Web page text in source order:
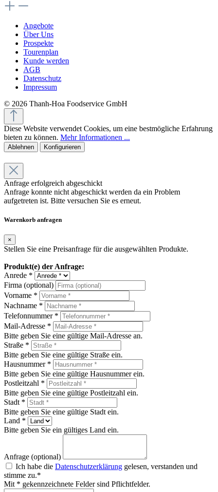
Angebote
Über Uns
Prospekte
Tourenplan
Kunde werden
AGB
Datenschutz
Impressum
© 2026 Thanh-Hoa Foodservice GmbH
Diese Website verwendet Cookies, um eine bestmögliche Erfahrung
bieten zu können. Mehr Informationen ...
Ablehnen Konfigurieren
Anfrage erfolgreich abgeschickt
Anfrage konnte nicht abgeschickt werden da ein Problem
aufgetreten ist. Bitte versuchen Sie es erneut.
Warenkorb anfragen
×
Stellen Sie eine Preisanfrage für die ausgewählten Produkte.
Produkt(e) der Anfrage:
Anrede *
Firma (optional)
Vorname *
Nachname *
Telefonnummer *
Mail-Adresse *
Bitte geben Sie eine gültige Mail-Adresse an.
Straße *
Bitte geben Sie eine gültige Straße ein.
Hausnummer *
Bitte geben Sie eine gültige Hausnummer ein.
Postleitzahl *
Bitte geben Sie eine gültige Postleitzahl ein.
Stadt *
Bitte geben Sie eine gültige Stadt ein.
Land *
Bitte geben Sie ein gültiges Land ein.
Anfrage (optional)
Ich habe die Datenschutzerklärung gelesen, verstanden und
stimme zu.*
Mit * gekennzeichnete Felder sind Pflichtfelder.